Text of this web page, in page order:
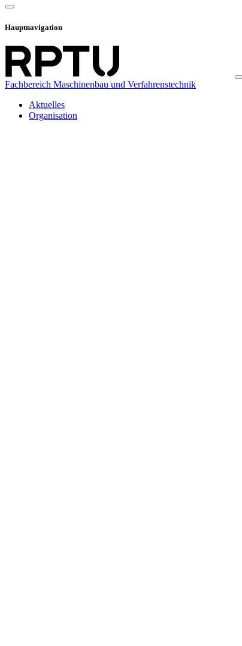
Hauptnavigation
Fachbereich Maschinenbau und Verfahrenstechnik
Aktuelles
Organisation